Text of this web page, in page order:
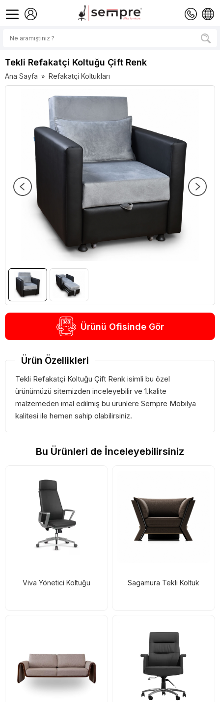
Tekli Refakatçi Koltuğu Çift Renk
Ana Sayfa » Refakatçi Koltukları
Ürünü Ofisinde Gör
Ürün Özellikleri
Tekli Refakatçi Koltuğu Çift Renk isimli bu özel
ürünümüzü sitemizden inceleyebilir ve 1.kalite
malzemeden imal edilmiş bu ürünlere Sempre Mobilya
kalitesi ile hemen sahip olabilirsiniz.
Bu Ürünleri de İnceleyebilirsiniz
Viva Yönetici Koltuğu Sagamura Tekli Koltuk